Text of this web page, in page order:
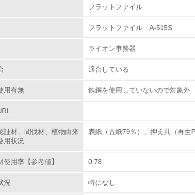
み体制
境問題に関する従業員教育を行っている
社に関係する主要な環境法規制を把握し、順守している
関する取り組み フラットファイル
フラットファイル A-515S
ライオン事務器
適合している
用有無 鉄鋼を使用していないので対象外
証材、間伐材、植物由来
用状況
表紙（古紙79％）、押え具（再生
用率【参考値】 0.78
況 特になし